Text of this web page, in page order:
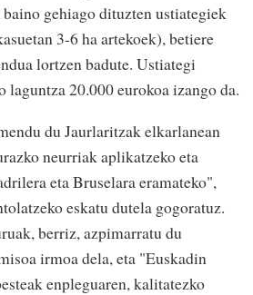
gehiago dituzten ustiategiek
3-6 ha artekoek), betiere
lortzen badute. Ustiategi
laguntza 20.000 eurokoa izango da.
du Jaurlaritzak elkarlanean
neurriak aplikatzeko eta
eta Bruselara eramateko",
eskatu dutela gogoratuz.
berriz, azpimarratu du
irmoa dela, eta "Euskadin
enpleguaren, kalitatezko